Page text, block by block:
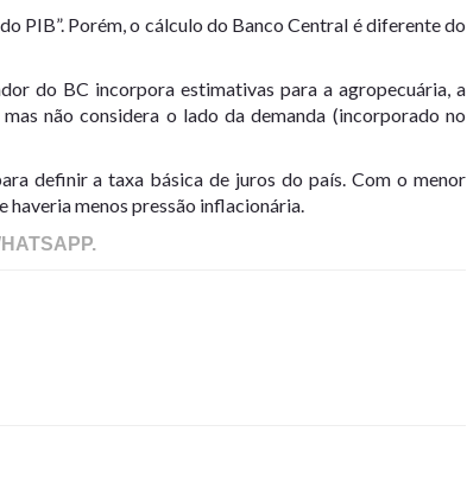
PIB”. Porém, o cálculo do Banco Central é diferente do
do BC incorpora estimativas para a agropecuária, a
não considera o lado da demanda (incorporado no
definir a taxa básica de juros do país. Com o menor
menos pressão inflacionária.